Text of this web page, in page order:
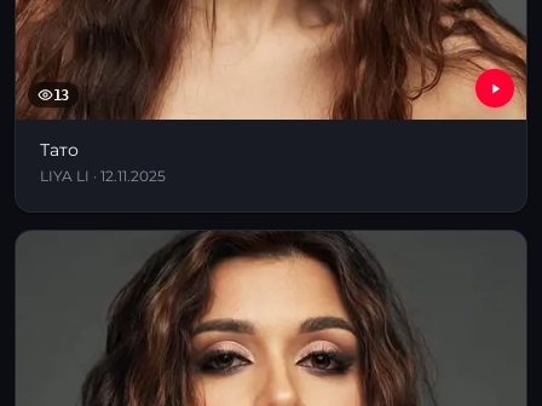
13
Тато
LIYA LI · 12.11.2025